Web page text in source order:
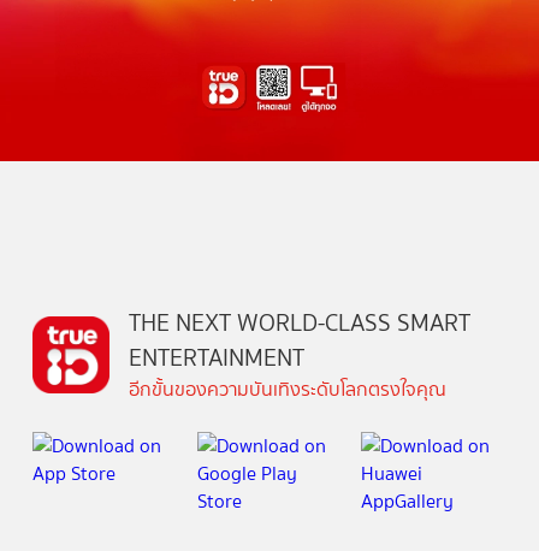
THE NEXT WORLD-CLASS SMART
ENTERTAINMENT
อีกขั้นของความบันเทิงระดับโลกตรงใจคุณ